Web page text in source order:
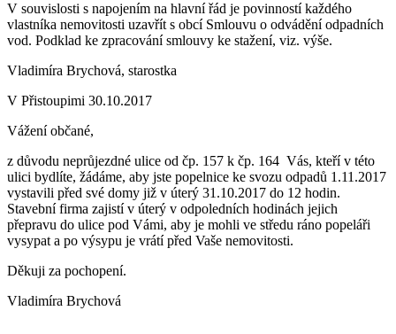
V souvislosti s napojením na hlavní řád je povinností každého
vlastníka nemovitosti uzavřít s obcí Smlouvu o odvádění odpadních
vod. Podklad ke zpracování smlouvy ke stažení, viz. výše.
Vladimíra Brychová, starostka
V Přistoupimi 30.10.2017
Vážení občané,
z důvodu neprůjezdné ulice od čp. 157 k čp. 164 Vás, kteří v této
ulici bydlíte, žádáme, aby jste popelnice ke svozu odpadů 1.11.2017
vystavili před své domy již v úterý 31.10.2017 do 12 hodin.
Stavební firma zajistí v úterý v odpoledních hodinách jejich
přepravu do ulice pod Vámi, aby je mohli ve středu ráno popeláři
vysypat a po výsypu je vrátí před Vaše nemovitosti.
Děkuji za pochopení.
Vladimíra Brychová